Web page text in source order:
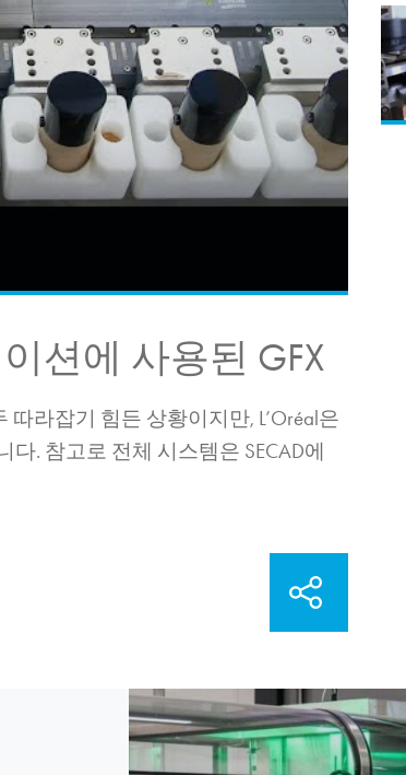
션에 사용된 GFX
라잡기 힘든 상황이지만, L’Oréal은
. 참고로 전체 시스템은 SECAD에